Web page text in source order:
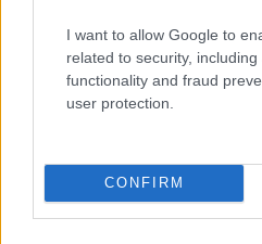
I want to allow Google to
related to security,
functionality and fraud
user protection.
CONFIRM
διαγράφονται